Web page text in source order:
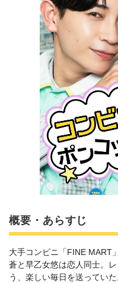
概要・あらすじ
大手コンビニ「FINE MART
蒼と早乙女悠は恋人同士。
う、楽しい毎日を送ってい